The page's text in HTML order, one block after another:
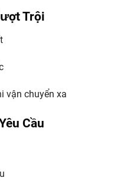
Trội
vận chuyển xa
Cầu